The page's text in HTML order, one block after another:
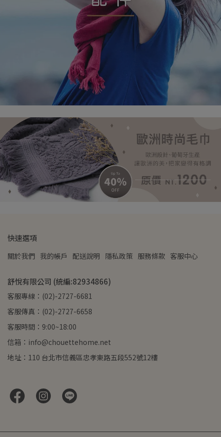
快速選項
關於我們 我的帳戶 配送說明 隱私政策 服務條款 客服中心
舒悅有限公司 (統編:82934866)
客服專線：(02)-2727-6681
客服傳真：(02)-2727-6658
客服時間：9:00~18:00
信箱：info@chouettehome.net
地址：110 台北市信義區忠孝東路五段552號12樓